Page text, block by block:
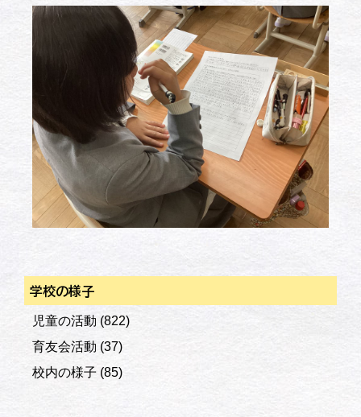
学校の様子
児童の活動 (822)
育友会活動 (37)
校内の様子 (85)